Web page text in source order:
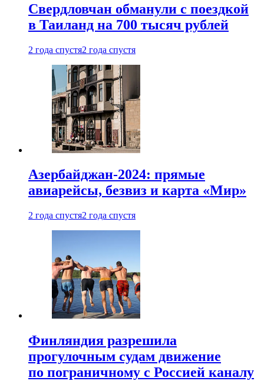
Свердловчан обманули с поездкой
в Таиланд на 700 тысяч рублей
2 года спустя2 года спустя
Азербайджан-2024: прямые
авиарейсы, безвиз и карта «Мир»
2 года спустя2 года спустя
Финляндия разрешила
прогулочным судам движение
по пограничному с Россией каналу